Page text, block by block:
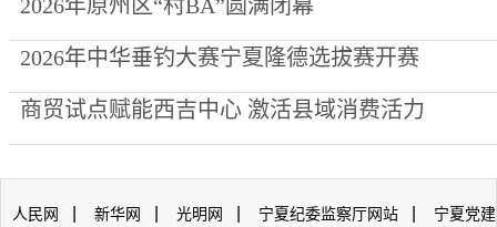
2026年原州区“村BA”圆满闭幕
2026年中华垂钓大赛宁夏隆德选拔赛开赛
商贸试点赋能西吉中心 激活县域消费活力
人民网 新华网 光明网 宁夏纪委监察厅网站
宁夏党建